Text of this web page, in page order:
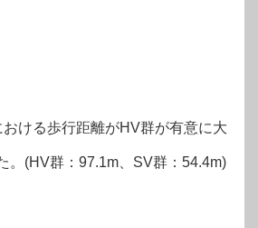
ける歩行距離がHV群が有意に大
。(HV群：97.1m、SV群：54.4m)